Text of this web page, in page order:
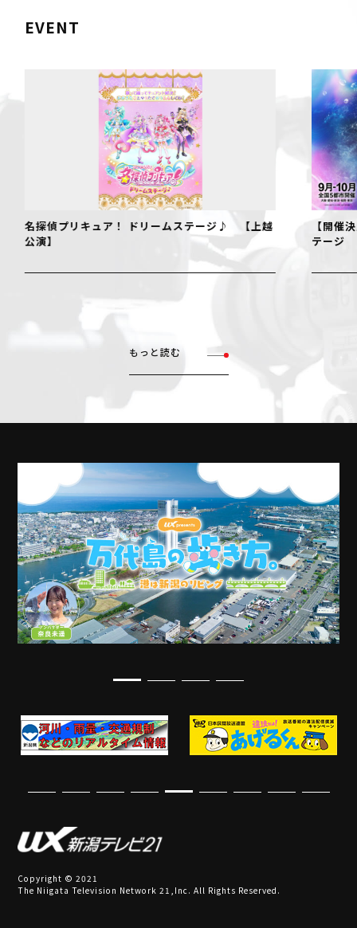
EVENT
名探偵プリキュア！ ドリームステージ♪ 【上越
公演】
【開催
テージ
もっと読む
Copyright © 2021
The Niigata Television Network 21,Inc. All Rights Reserved.